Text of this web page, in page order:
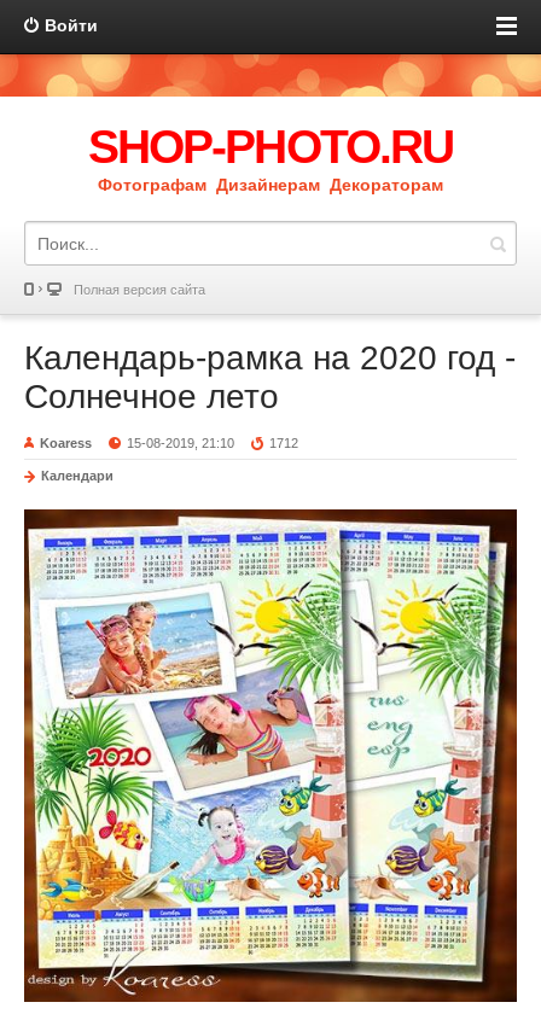
Войти
SHOP-PHOTO.RU
Фотографам Дизайнерам Декораторам
Полная версия сайта
Календарь-рамка на 2020 год -
Солнечное лето
Koaress 15-08-2019, 21:10 1712
Календари